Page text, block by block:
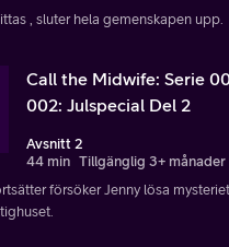
, sluter hela gemenskapen upp.
Call the Midwife: Serie
002: Julspecial Del 2
Avsnitt 2
44 min Tillgänglig 3+ månader
försöker Jenny lösa